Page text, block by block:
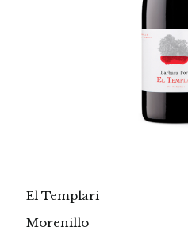
El Templari
Morenillo